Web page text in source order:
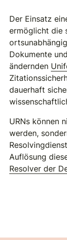
Der Einsatz
ermöglicht die
Dokumente
ändernden
dauerhaft
URNs können
werden,
Auflösung
Resolver der